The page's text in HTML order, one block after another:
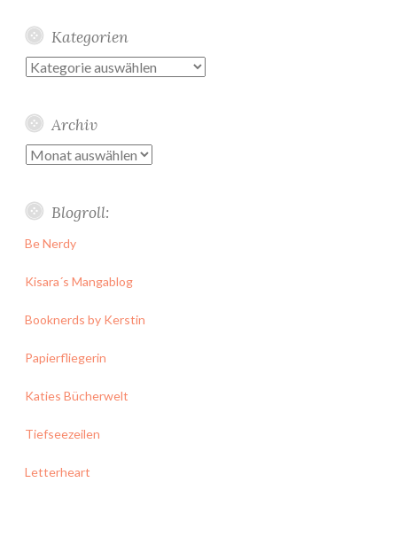
Kategorien
Kategorien
Archiv
Archiv
Blogroll:
Be Nerdy
Kisara´s Mangablog
Booknerds by Kerstin
Papierfliegerin
Katies Bücherwelt
Tiefseezeilen
Letterheart